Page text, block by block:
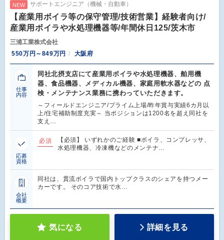
NEW サポートエンジニア（機械・自動車）
【産業用ボイラ等の保守管理/技術営業】経験者向け/
産業用ボイラや水処理機器等/年間休日125/茨木市
三浦工業株式会社
550万円～849万円
大阪府
仕事
内容
同社北摂支店にて産業用ボイラや水処理機器、舶用機
器、食品機器、メディカル機器、家庭用軟水器などの 点
検・メンテナンス業務に携わっていただきます。
～フィールドエンジニア/プライム上場/昨年賞与実績6カ月以
上/住宅補助制度充実～ 当ポジションは1200名を超え同社を
支え…
応募
資格
必須
【必須】 いずれかのご経験 ■ボイラ、コンプレッサ、
水処理機器、冷凍機などのメンテナ…
会社
概要
同社は、貫流ボイラで国内トップクラスのシェアを持つメー
カーです。 そのコア技術で水…
気になる 詳細を見る